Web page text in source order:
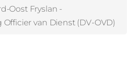
Oost Fryslan -
van Dienst (DV-OVD)